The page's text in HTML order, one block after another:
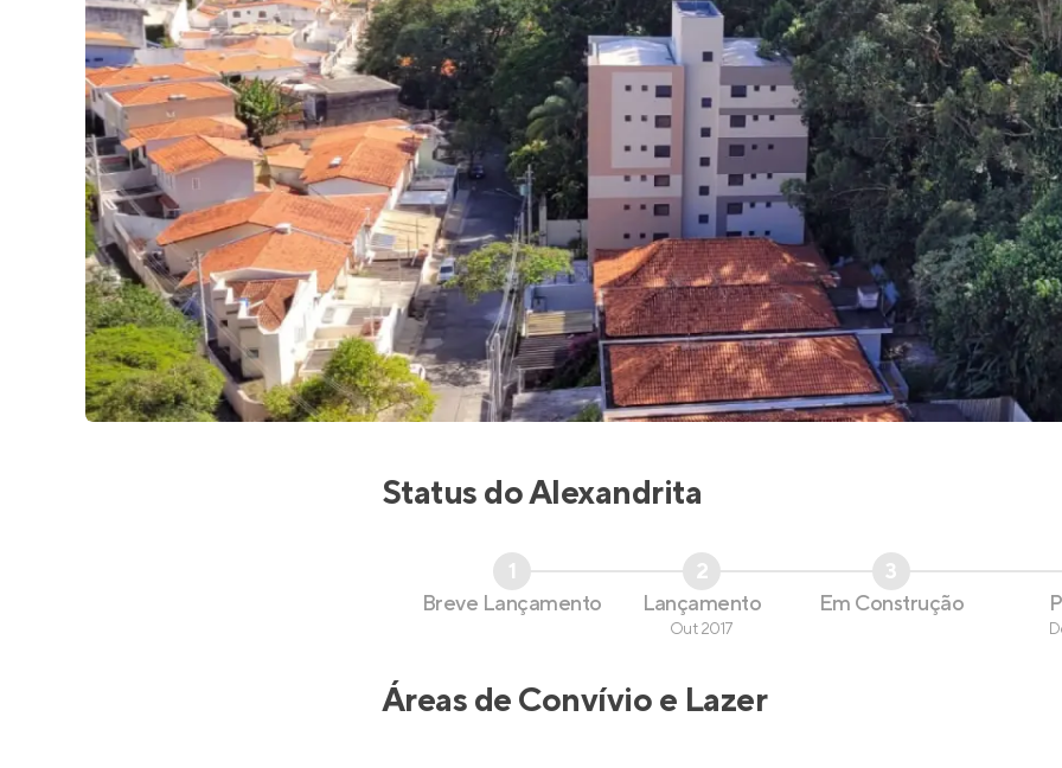
Status doAlexandrita
1
Breve Lançamento
2
Lançamento
Out 2017
3
Em Construção
Áreas de Convívio e Lazer